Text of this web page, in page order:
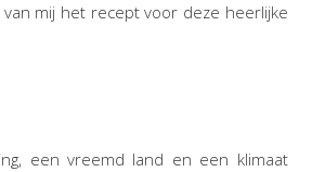
mij het recept voor deze heerlijke
een vreemd land en een klimaat